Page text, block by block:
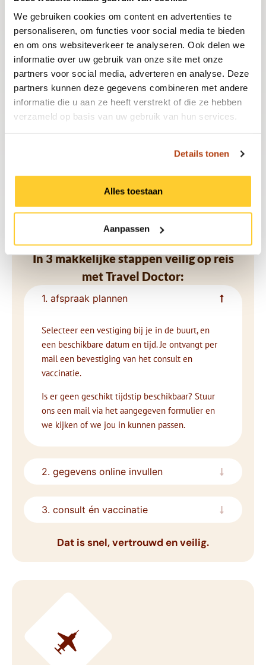
We gebruiken cookies om content en advertenties te
personaliseren, om functies voor social media te bieden
en om ons websiteverkeer te analyseren. Ook delen we
informatie over uw gebruik van onze site met onze
partners voor social media, adverteren en analyse. Deze
partners kunnen deze gegevens combineren met andere
informatie die u aan ze heeft verstrekt of die ze hebben
verzameld op basis van uw gebruik van hun services.
Details tonen
Alles toestaan
Aanpassen
Onze ervaren specialisten zorgen ervoor dat je
goed voorbereid en gezond op reis gaat, met
persoonlijk advies en snelle service. Zo kun je
met een gerust hart genieten van je avonturen
tijdens je reis.
Plan je vaccinatieafspraak vandaag nog!
In 3 makkelijke stappen veilig op reis
met Travel Doctor:
1. afspraak plannen
Selecteer een vestiging bij je in de buurt, en
een beschikbare datum en tijd. Je ontvangt per
mail een bevestiging van het consult en
vaccinatie.
Is er geen geschikt tijdstip beschikbaar? Stuur
ons een mail via het aangegeven formulier en
we kijken of we jou in kunnen passen.
2. gegevens online invullen
3. consult én vaccinatie
Dat is snel, vertrouwd en veilig.